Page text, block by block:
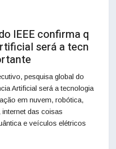
IEEE confirma q
será a tecn
pesquisa global do
Artificial será a tecnologia
em nuvem, robótica,
internet das coisas
e veículos elétricos